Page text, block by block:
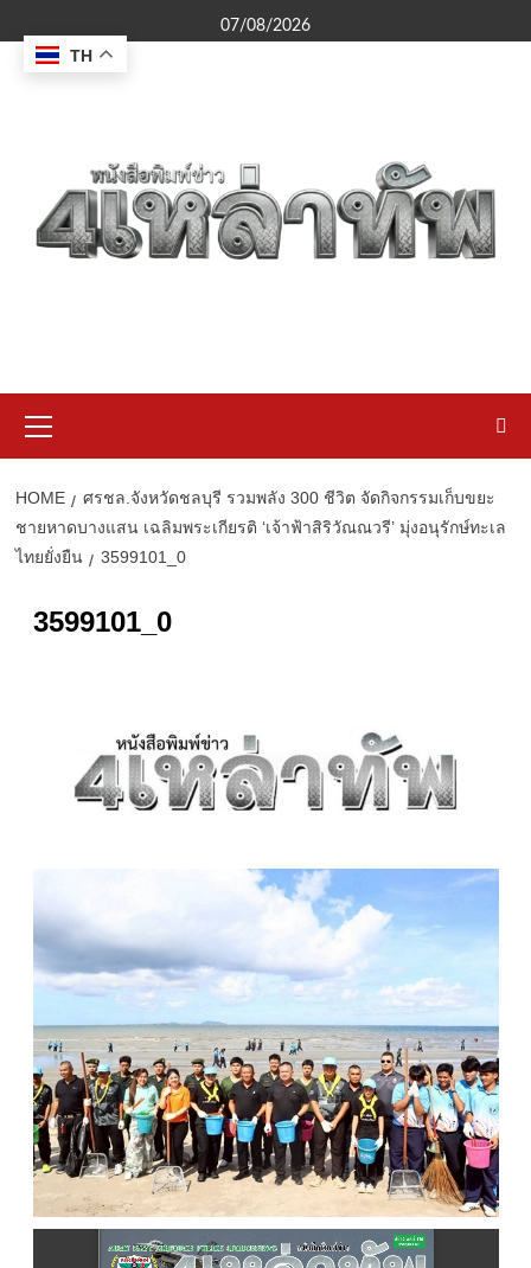
to
content
07/08/2026
Menu
HOME
ศรชล.จังหวัดชลบุรี รวมพลัง 300 ชีวิต จัดกิจกรรมเก็บขยะ
ชายหาดบางแสน เฉลิมพระเกียรติ ‘เจ้าฟ้าสิริวัณณวรี’ มุ่งอนุรักษ์ทะเล
ไทยยั่งยืน
3599101_0
3599101_0
TH